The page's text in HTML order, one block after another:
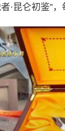
·昆仑初鉴”